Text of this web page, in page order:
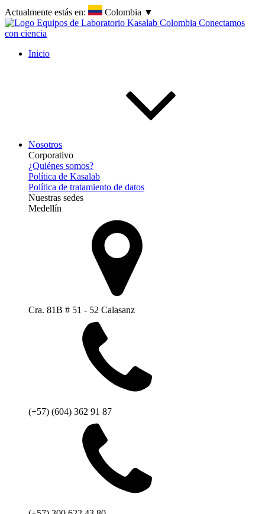
Actualmente estás en: Colombia ▼
Inicio
Nosotros
Corporativo
¿Quiénes somos?
Política de Kasalab
Política de tratamiento de datos
Nuestras sedes
Medellín
Cra. 81B # 51 - 52 Calasanz
(+57) (604) 362 91 87